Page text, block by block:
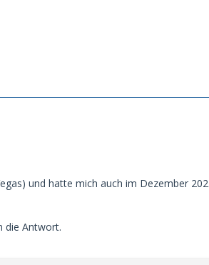
und hatte mich auch im Dezember
die Antwort.